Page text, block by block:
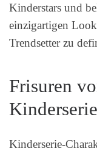
Kinderstars und
einzigartigen
Trendsetter zu
Frisuren
Kinderserie-